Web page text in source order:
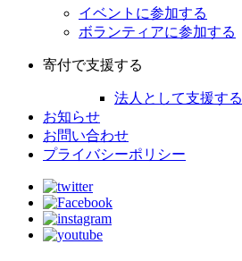
イベントに参加する
ボランティアに参加する
寄付で支援する
法人として支援する
お知らせ
お問い合わせ
プライバシーポリシー